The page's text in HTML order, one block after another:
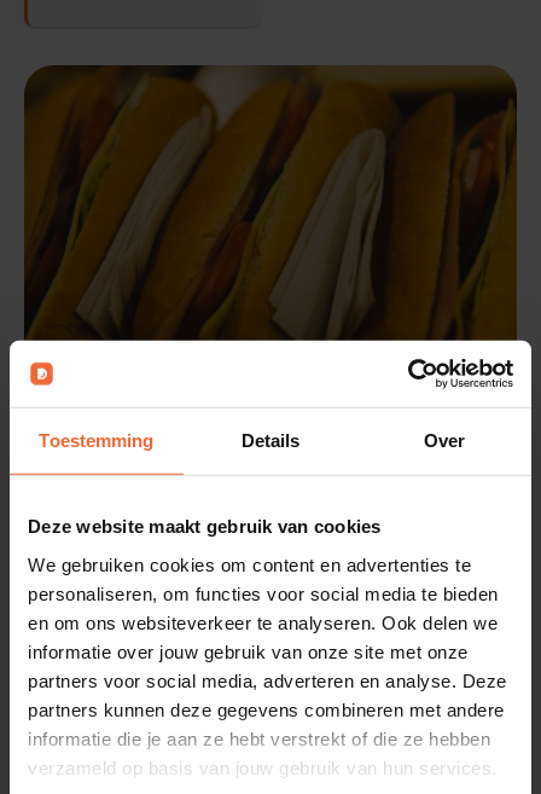
Toestemming Details Over
Deze website maakt gebruik van cookies
We gebruiken cookies om content en advertenties te
personaliseren, om functies voor social media te bieden
en om ons websiteverkeer te analyseren. Ook delen we
informatie over jouw gebruik van onze site met onze
partners voor social media, adverteren en analyse. Deze
partners kunnen deze gegevens combineren met andere
informatie die je aan ze hebt verstrekt of die ze hebben
verzameld op basis van jouw gebruik van hun services.
“Met DISH heb ik een systeem dat past binnen
mijn begroting én beschikt over alle gewenste
functionaliteiten. We werken met zowel de tablet-
als de smartphone-uitvoering. Superhandig,
bestellingen zijn in een handomdraai ingevoerd.”
Barry van Lingen
Telstar Surfclub - Ermelo